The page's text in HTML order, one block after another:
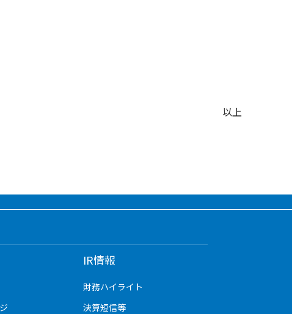
以上
IR情報
財務ハイライト
決算短信等